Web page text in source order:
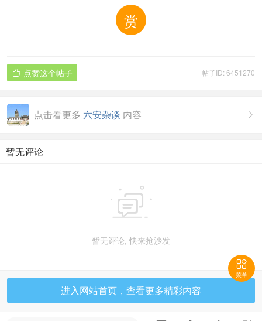
赏
帖子ID: 6451270
 点赞这个帖子

点击看更多 六安杂谈 内容
暂无评论

暂无评论, 快来抢沙发
进入网站首页，查看更多精彩内容

菜单